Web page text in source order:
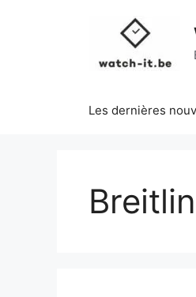
Les dernières